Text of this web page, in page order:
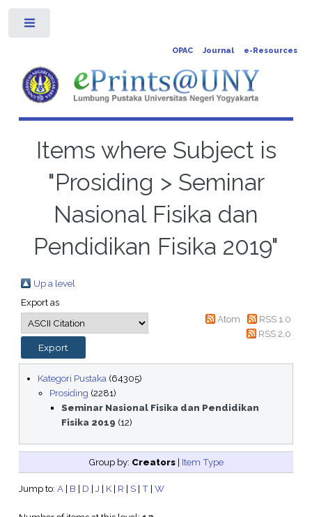
OPAC Journal e-Resources
Items where Subject is
"Prosiding > Seminar
Nasional Fisika dan
Pendidikan Fisika 2019"
Up a level
Export as
Atom
RSS 1.0
RSS 2.0
Kategori Pustaka (64305)
Prosiding (2281)
Seminar Nasional Fisika dan Pendidikan
Fisika 2019 (12)
Group by: Creators | Item Type
Jump to: A| B | D | J | K| R | S| T| W